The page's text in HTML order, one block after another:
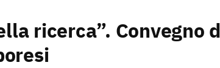
ricerca”. Convegno